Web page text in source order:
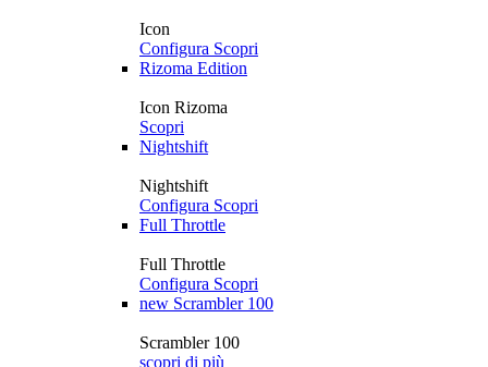
Icon
Configura Scopri
Rizoma Edition
Icon Rizoma
Scopri
Nightshift
Nightshift
Configura Scopri
Full Throttle
Full Throttle
Configura Scopri
new Scrambler 100
Scrambler 100
scopri di più